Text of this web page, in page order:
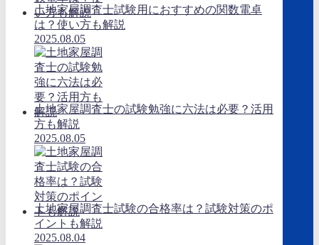
土地家屋調査士試験用におすすめの関数電卓
は？使い方も解説
2025.08.05
土地家屋調査士の試験勉強に六法は必要？活用
方も解説
2025.08.05
土地家屋調査士試験の合格率は？試験対策のポ
イントも解説
2025.08.04